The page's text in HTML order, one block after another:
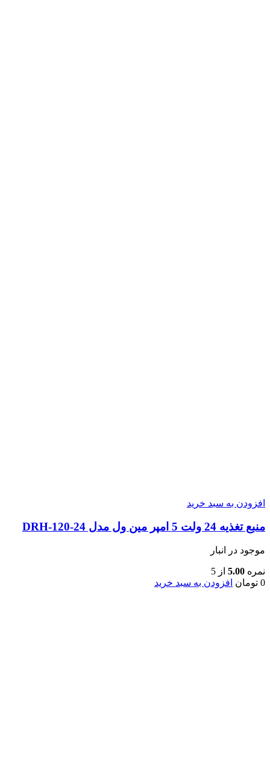
افزودن به سبد خرید
منبع تغذیه 24 ولت 5 امپر مین ول مدل DRH-120-24
موجود در انبار
نمره 5.00 از 5
0 تومان افزودن به سبد خرید